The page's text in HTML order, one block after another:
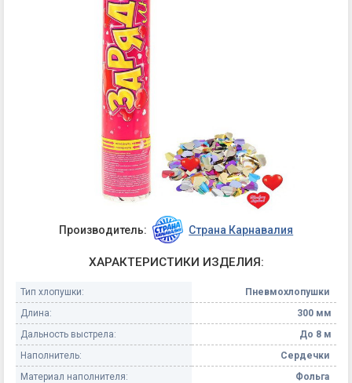
Производитель: Страна Карнавалия
ХАРАКТЕРИСТИКИ ИЗДЕЛИЯ:
Тип хлопушки:
Пневмохлопушки
Длина:
300 мм
Дальность выстрела:
До 8 м
Наполнитель:
Сердечки
Материал наполнителя:
Фольга